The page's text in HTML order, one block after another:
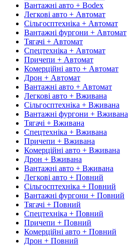
Вантажні авто + Bodex
Легкові авто + Автомат
Сільгосптехніка + Автомат
Вантажні фургони + Автомат
Тягачі + Автомат
Спецтехніка + Автомат
Причепи + Автомат
Комерційні авто + Автомат
Дрон + Автомат
Вантажні авто + Автомат
Легкові авто + Вживана
Сільгосптехніка + Вживана
Вантажні фургони + Вживана
Тягачі + Вживана
Спецтехніка + Вживана
Причепи + Вживана
Комерційні авто + Вживана
Дрон + Вживана
Вантажні авто + Вживана
Легкові авто + Повний
Сільгосптехніка + Повний
Вантажні фургони + Повний
Тягачі + Повний
Спецтехніка + Повний
Причепи + Повний
Комерційні авто + Повний
Дрон + Повний